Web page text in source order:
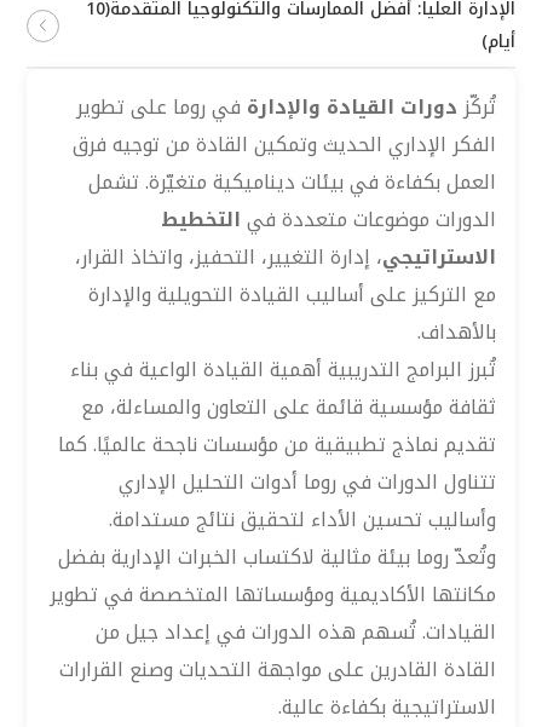
الإدارة العليا: أفضل الممارسات والتكنولوجيا المتقدمة(10
أيام)
تُركّز دورات القيادة والإدارة في روما على تطوير
الفكر الإداري الحديث وتمكين القادة من توجيه فرق
العمل بكفاءة في بيئات ديناميكية متغيّرة. تشمل
الدورات موضوعات متعددة فيالتخطيط
الاستراتيجي، إدارة التغيير، التحفيز، واتخاذ القرار،
مع التركيز على أساليب القيادة التحويلية والإدارة
بالأهداف.
تُبرز البرامج التدريبية أهمية القيادة الواعية في بناء
ثقافة مؤسسية قائمة على التعاون والمساءلة، مع
تقديم نماذج تطبيقية من مؤسسات ناجحة عالميًا. كما
تتناول الدورات في روما أدوات التحليل الإداري
وأساليب تحسين الأداء لتحقيق نتائج مستدامة.
وتُعدّ روما بيئة مثالية لاكتساب الخبرات الإدارية بفضل
مكانتها الأكاديمية ومؤسساتها المتخصصة في تطوير
القيادات. تُسهم هذه الدورات في إعداد جيل من
القادة القادرين على مواجهة التحديات وصنع القرارات
الاستراتيجية بكفاءة عالية.